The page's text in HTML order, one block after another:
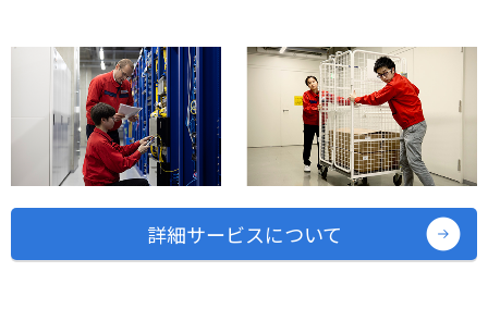
詳細サービスについて